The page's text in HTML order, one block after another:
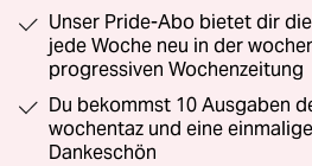
Unser Pride-Abo bietet dir
jede Woche neu in der
progressiven Wochenzeitung
Du bekommst 10 Ausgaben
wochentaz und eine
Dankeschön